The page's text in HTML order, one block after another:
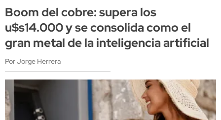
Boom del cobre: supera los
u$s14.000 y se consolida como el
gran metal de la inteligencia artificial
Por Jorge Herrera